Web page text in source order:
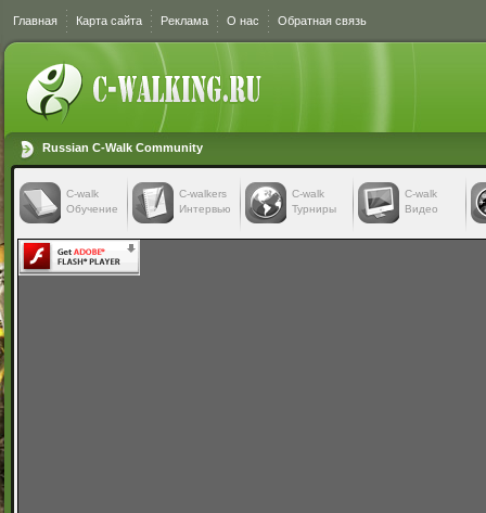
Главная Карта сайта Реклама О нас Обратная связь
Russian C-Walk Community
C-walk
Обучение
C-walkers
Интервью
С-walk
Турниры
С-walk
Видео